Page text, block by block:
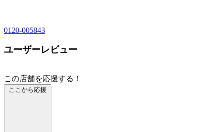
0120-005843
ユーザーレビュー
この店舗を応援する！
ここから応援